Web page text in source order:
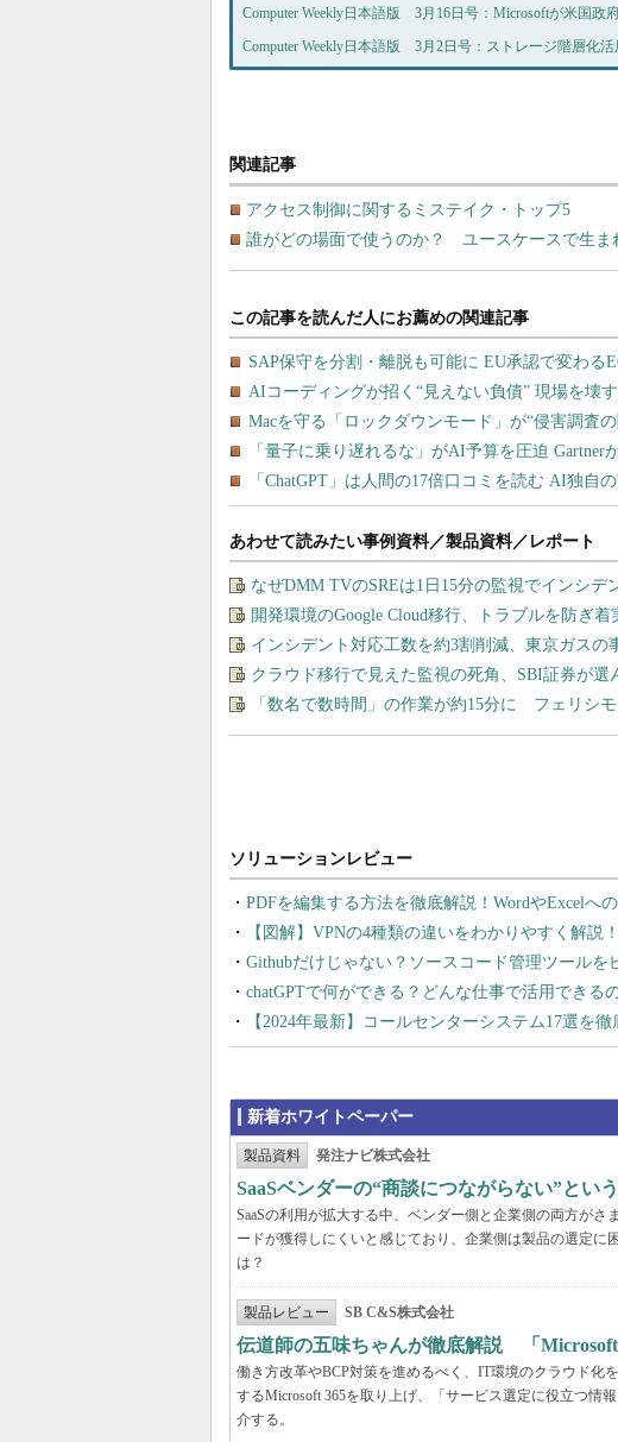
Computer Weekly日本語版 3月16日号：Microsoftが米国政
Computer Weekly日本語版 3月2日号：ストレージ階層化
関連記事
アクセス制御に関するミステイク・トップ5
誰がどの場面で使うのか？ ユースケースで生ま
あわせて読みたい事例資料／製品資料／レポート
なぜDMM TVのSREは1日15分の監視でインシデ
開発環境のGoogle Cloud移行、トラブルを防ぎ
インシデント対応工数を約3割削減、東京ガスの
クラウド移行で見えた監視の死角、SBI証券が
「数名で数時間」の作業が約15分に フェリシ
PDFを編集する方法を徹底解説！WordやExcelへ
【図解】VPNの4種類の違いをわかりやすく解説
Githubだけじゃない？ソースコード管理ツールを
chatGPTで何ができる？どんな仕事で活用できる
【2024年最新】コールセンターシステム17選を
新着ホワイトペーパー
製品資料 発注ナビ株式会社
SaaSベンダーの“商談につながらない”と
SaaSの利用が拡大する中、ベンダー側と企業側の両方が
ードが獲得しにくいと感じており、企業側は製品の選定に
は？
製品レビュー SB C&S株式会社
伝道師の五味ちゃんが徹底解説 「Microsoft
働き方改革やBCP対策を進めるべく、IT環境のクラウド化
するMicrosoft 365を取り上げ、「サービス選定に役立つ情
介する。